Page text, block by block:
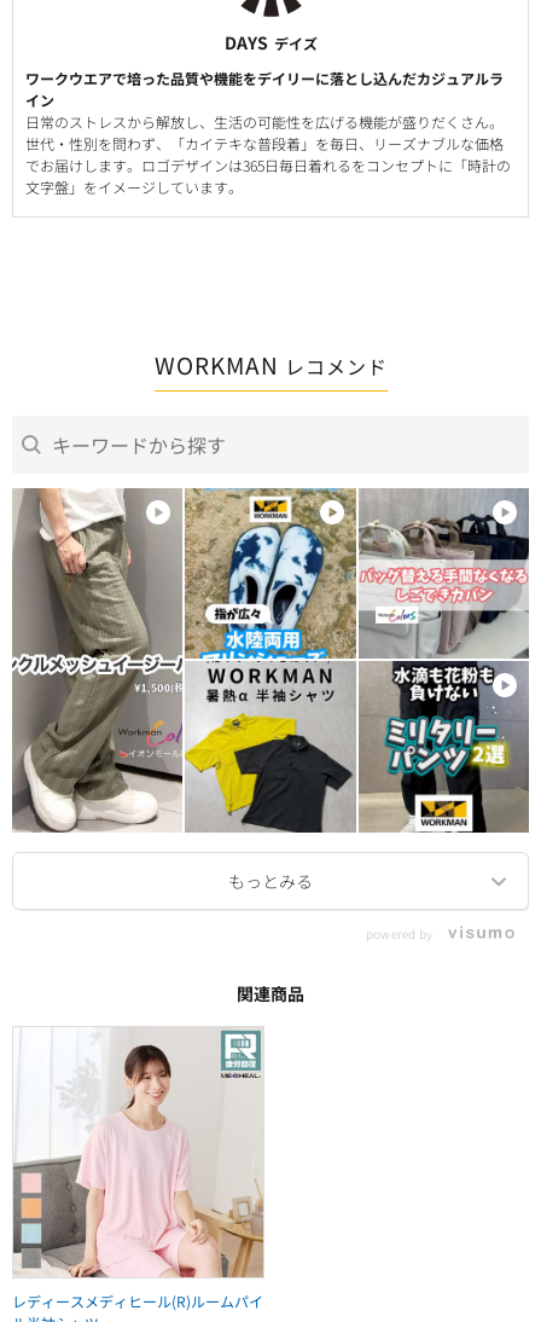
DAYS デイズ
ワークウエアで培った品質や機能をデイリーに落とし込んだカジュアルラ
イン
日常のストレスから解放し、生活の可能性を広げる機能が盛りだくさん。
世代・性別を問わず、「カイテキな普段着」を毎日、リーズナブルな価格
でお届けします。ロゴデザインは365日毎日着れるをコンセプトに「時計の
文字盤」をイメージしています。
WORKMAN レコメンド
powered by
関連商品
レディースメディヒール(R)ルームパイ